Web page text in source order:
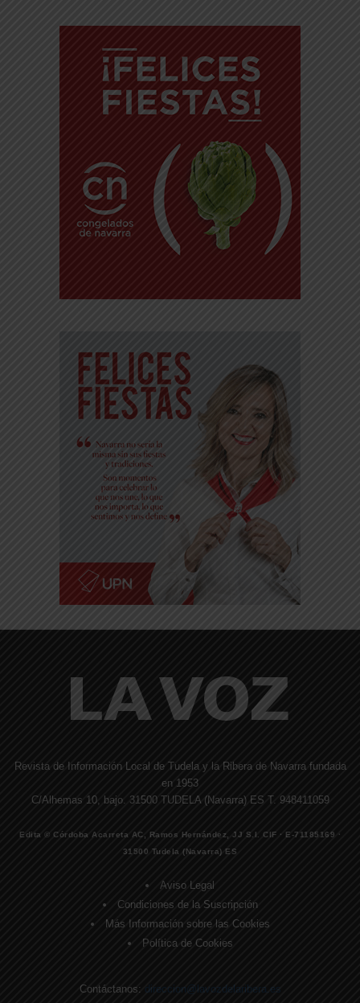
Revista de Información Local de Tudela y la Ribera de Navarra fundada
en 1953
C/Alhemas 10, bajo. 31500 TUDELA (Navarra) ES T. 948411059
Edita © Córdoba Acarreta AC, Ramos Hernández, JJ S.I. CIF · E-71185169 ·
31500 Tudela (Navarra) ES
Aviso Legal
Condiciones de la Suscripción
Más Información sobre las Cookies
Política de Cookies
Contáctanos: direccion@lavozdelaribera.es